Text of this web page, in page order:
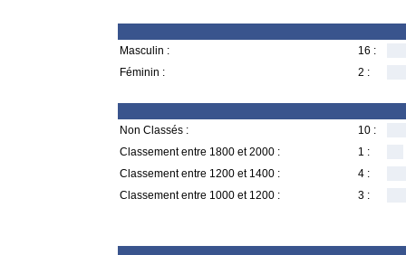
Masculin :
16 :
Féminin :
2 :
Non Classés :
10 :
Classement entre 1800 et 2000 :
1 :
Classement entre 1200 et 1400 :
4 :
Classement entre 1000 et 1200 :
3 :